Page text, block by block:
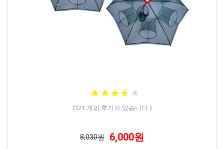
★★★★ ★
★★★★ ★
(321 개의 후기가 있습니다.)
8,030원 6,000원